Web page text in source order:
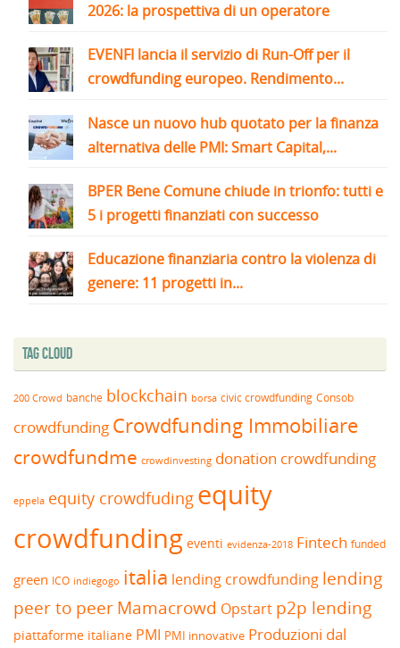
2026: la prospettiva di un operatore
EVENFI lancia il servizio di Run-Off per il
crowdfunding europeo. Rendimento...
Nasce un nuovo hub quotato per la finanza
alternativa delle PMI: Smart Capital,...
BPER Bene Comune chiude in trionfo: tutti e
5 i progetti finanziati con successo
Educazione finanziaria contro la violenza di
genere: 11 progetti in...
Tag Cloud
200 Crowd banche blockchain borsa civic crowdfunding Consob
crowdfunding Crowdfunding Immobiliare
crowdfundme crowdinvesting donation crowdfunding
eppela equity crowdfuding equity
crowdfunding eventi evidenza-2018 Fintech funded
green ICO indiegogo italia lending crowdfunding lending
peer to peerMamacrowd Opstart p2p lending
piattaforme italiane PMI PMI innovative Produzioni dal